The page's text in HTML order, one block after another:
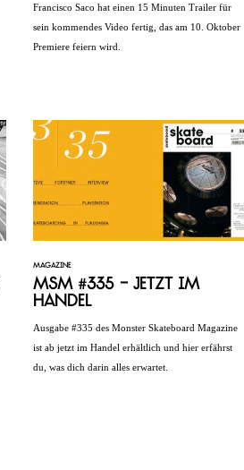
Francisco Saco hat einen 15 Minuten Trailer für
sein kommendes Video fertig, das am 10. Oktober
Premiere feiern wird.
MAGAZINE
MSM #335 - Jetzt im
Handel
Ausgabe #335 des Monster Skateboard Magazine
ist ab jetzt im Handel erhältlich und hier erfährst
du, was dich darin alles erwartet.